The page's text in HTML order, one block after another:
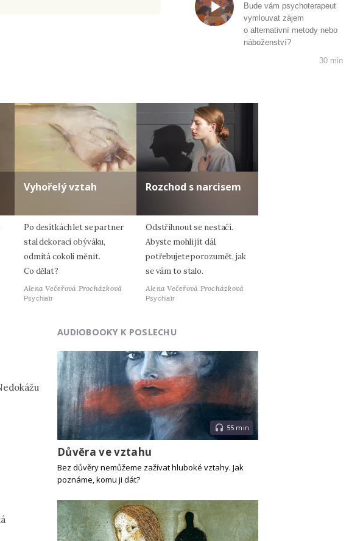
Bude vám psychoterapeut
vymlouvat zájem
o alternativní metody nebo
náboženství?
30 min
Vyhořelý vztah
Po desítkách let se partner
stal dekorací obýváku,
odmítá cokoli měnit.
Co dělat?
Alena Večeřová Procházková
Psychiatr
Rozchod s narcisem
Odstřihnout se nestačí.
Abyste mohli jít dál,
potřebujete porozumět, jak
se vám to stalo.
Alena Večeřová Procházková
Psychiatr
AUDIOBOOKY K POSLECHU
55 min
Důvěra ve vztahu
Bez důvěry nemůžeme zažívat hluboké vztahy. Jak
poznáme, komu ji dát?